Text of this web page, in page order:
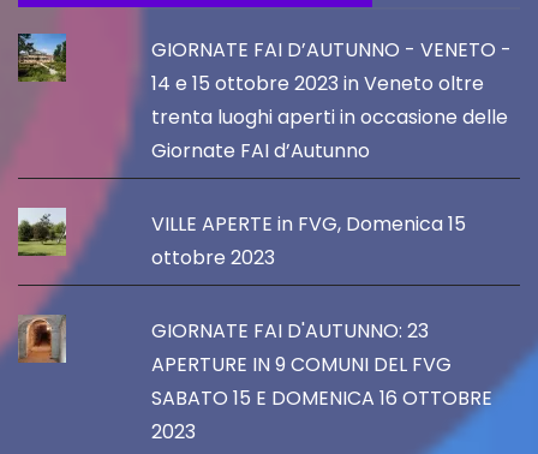
GIORNATE FAI D’AUTUNNO - VENETO -
14 e 15 ottobre 2023 in Veneto oltre
trenta luoghi aperti in occasione delle
Giornate FAI d’Autunno
VILLE APERTE in FVG, Domenica 15
ottobre 2023
GIORNATE FAI D'AUTUNNO: 23
APERTURE IN 9 COMUNI DEL FVG
SABATO 15 E DOMENICA 16 OTTOBRE
2023